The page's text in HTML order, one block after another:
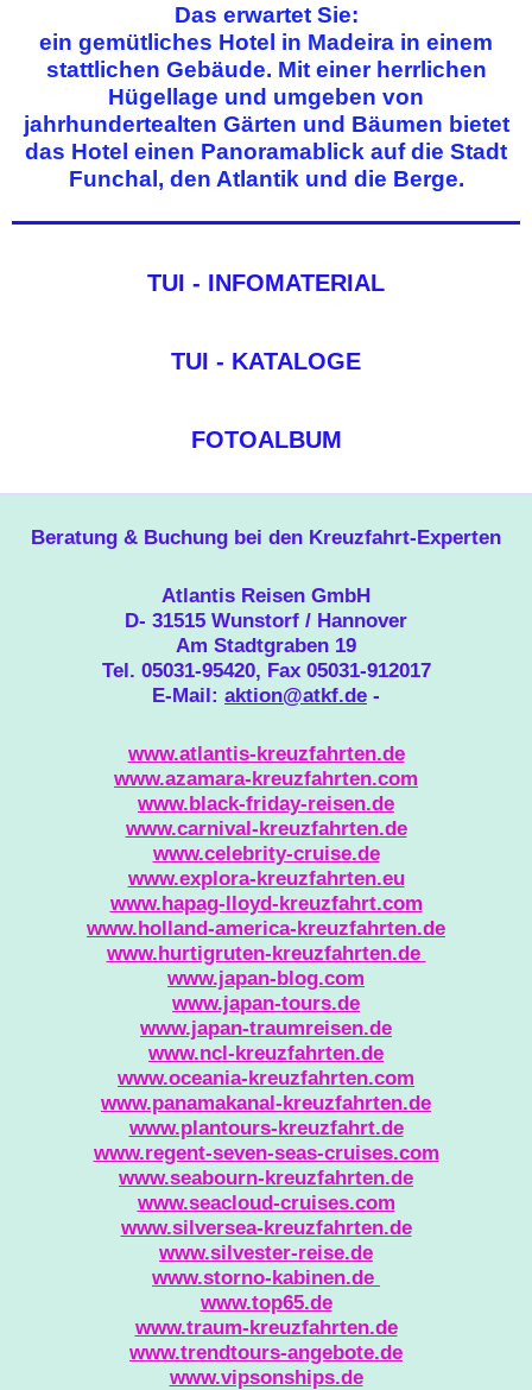
Das erwartet Sie:
ein gemütliches Hotel in Madeira in einem
stattlichen Gebäude. Mit einer herrlichen
Hügellage und umgeben von
jahrhundertealten Gärten und Bäumen bietet
das Hotel einen Panoramablick auf die Stadt
Funchal, den Atlantik und die Berge.
TUI - INFOMATERIAL
TUI - KATALOGE
FOTOALBUM
Beratung & Buchung bei den Kreuzfahrt-Experten
Atlantis Reisen GmbH
D- 31515 Wunstorf / Hannover
Am Stadtgraben 19
Tel. 05031-95420, Fax 05031-912017
E-Mail: aktion@atkf.de -
www.atlantis-kreuzfahrten.de
www.azamara-kreuzfahrten.com
www.black-friday-reisen.de
www.carnival-kreuzfahrten.de
www.celebrity-cruise.de
www.explora-kreuzfahrten.eu
www.hapag-lloyd-kreuzfahrt.com
www.holland-america-kreuzfahrten.de
www.hurtigruten-kreuzfahrten.de
www.japan-blog.com
www.japan-tours.de
www.japan-traumreisen.de
www.ncl-kreuzfahrten.de
www.oceania-kreuzfahrten.com
www.panamakanal-kreuzfahrten.de
www.plantours-kreuzfahrt.de
www.regent-seven-seas-cruises.com
www.seabourn-kreuzfahrten.de
www.seacloud-cruises.com
www.silversea-kreuzfahrten.de
www.silvester-reise.de
www.storno-kabinen.de
www.top65.de
www.traum-kreuzfahrten.de
www.trendtours-angebote.de
www.vipsonships.de